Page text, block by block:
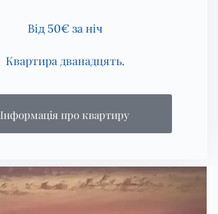
Від 50€ за ніч
Квартира дванадцять.
Інформація про квартиру